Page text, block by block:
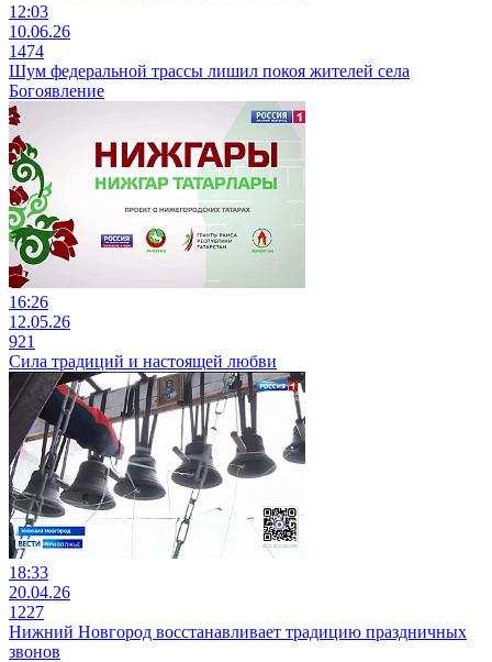
12:03
10.06.26
1474
Шум федеральной трассы лишил покоя жителей села
Богоявление
16:26
12.05.26
921
Сила традиций и настоящей любви
18:33
20.04.26
1227
Нижний Новгород восстанавливает традицию праздничных
звонов